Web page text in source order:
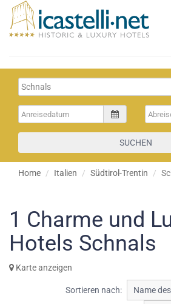
SUCHEN
Home Italien Südtirol-Trentin
1 Charme und
Hotels Schnals
Karte anzeigen
Sortieren nach: Name